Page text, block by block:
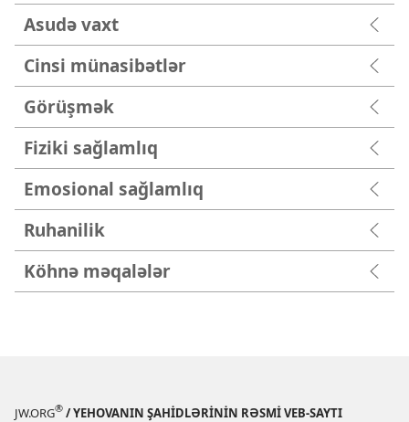
Asudə vaxt
Cinsi münasibətlər
Görüşmək
Fiziki sağlamlıq
Emosional sağlamlıq
Ruhanilik
Köhnə məqalələr
JW.ORG® / YEHOVANIN ŞAHİDLƏRİNİN RƏSMİ VEB-SAYTI